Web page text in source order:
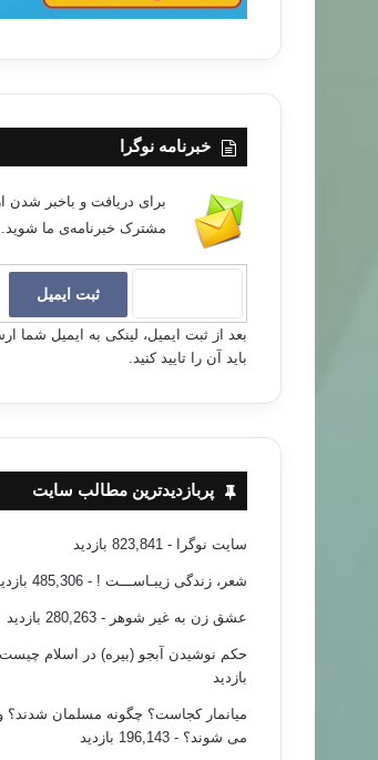
خبرنامه نوگرا
برای دریافت و باخبر شدن
مشترک خبرنامه‌ی ما شوید.
بعد از ثبت ایمیل، لینکی به ایمیل شما
باید آن را تایید کنید.
پربازدیدترین مطالب سایت
سایت نوگرا - 823,841 بازدید
شعر، زندگی زیبـاســـت ! - 485,306 بازدید
عشق زن به غیر شوهر - 280,263 بازدید
حکم نوشیدن آبجو (بیره) در اسلام
بازدید
میانمار کجاست؟ چگونه مسلمان شدند؟
می شوند؟ - 196,143 بازدید